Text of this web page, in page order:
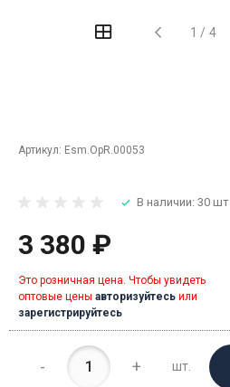
1 / 4
Артикул: Esm.OpR.00053
В наличии: 30 шт
3 380 ₽
Это розничная цена. Чтобы увидеть
оптовые цены авторизуйтесь или
зарегистрируйтесь
- + шт.